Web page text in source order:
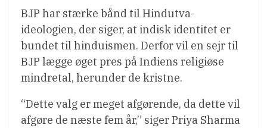
BJP har stærke bånd til Hindutva-
ideologien, der siger, at indisk identitet er
bundet til hinduismen. Derfor vil en sejr til
BJP lægge øget pres på Indiens religiøse
mindretal, herunder de kristne.
“Dette valg er meget afgørende, da dette vil
afgøre de næste fem år,” siger Priya Sharma